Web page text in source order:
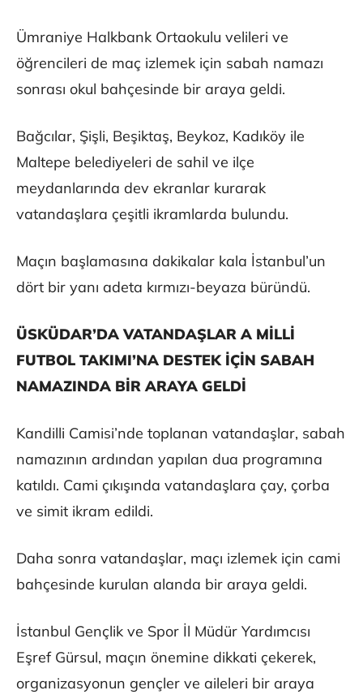
Ümraniye Halkbank Ortaokulu velileri ve
öğrencileri de maç izlemek için sabah namazı
sonrası okul bahçesinde bir araya geldi.
Bağcılar, Şişli, Beşiktaş, Beykoz, Kadıköy ile
Maltepe belediyeleri de sahil ve ilçe
meydanlarında dev ekranlar kurarak
vatandaşlara çeşitli ikramlarda bulundu.
Maçın başlamasına dakikalar kala İstanbul’un
dört bir yanı adeta kırmızı-beyaza büründü.
ÜSKÜDAR’DA VATANDAŞLAR A MİLLİ
FUTBOL TAKIMI’NA DESTEK İÇİN SABAH
NAMAZINDA BİR ARAYA GELDİ
Kandilli Camisi’nde toplanan vatandaşlar, sabah
namazının ardından yapılan dua programına
katıldı. Cami çıkışında vatandaşlara çay, çorba
ve simit ikram edildi.
Daha sonra vatandaşlar, maçı izlemek için cami
bahçesinde kurulan alanda bir araya geldi.
İstanbul Gençlik ve Spor İl Müdür Yardımcısı
Eşref Gürsul, maçın önemine dikkati çekerek,
organizasyonun gençler ve aileleri bir araya